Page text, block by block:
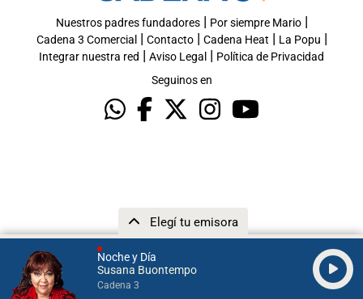
Noche y Día
Susana Buontempo
Cadena 3
Elegí tu emisora
Nuestros padres fundadores| Por siempre Mario|
Cadena 3 Comercial | Contacto| Cadena Heat | La Popu |
Integrar nuestra red | Aviso Legal | Política de Privacidad
Seguinos en